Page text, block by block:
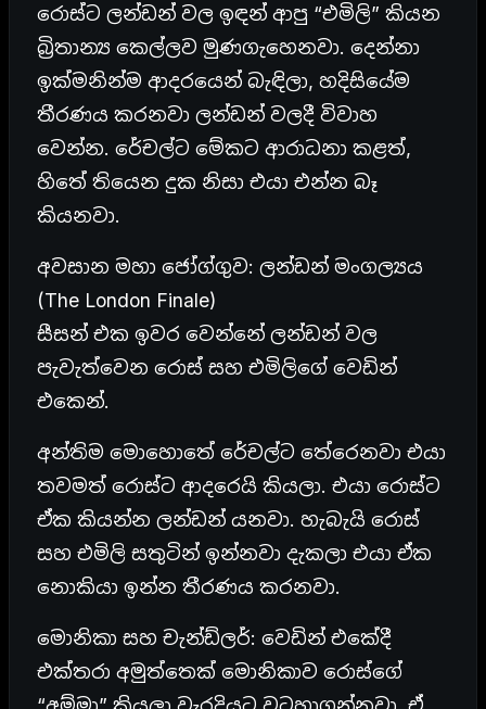
රොස්ට ලන්ඩන් වල ඉඳන් ආපු “එමිලි” කියන
බ්‍රිතාන්‍ය කෙල්ලව මුණගැහෙනවා. දෙන්නා
ඉක්මනින්ම ආදරයෙන් බැඳිලා, හදිසියේම
තීරණය කරනවා ලන්ඩන් වලදී විවාහ
වෙන්න. රේචල්ට මේකට ආරාධනා කළත්,
හිතේ තියෙන දුක නිසා එයා එන්න බෑ
කියනවා.
අවසාන මහා ජෝග්ගුව: ලන්ඩන් මංගල්‍යය
(The London Finale)
සීසන් එක ඉවර වෙන්නේ ලන්ඩන් වල
පැවැත්වෙන රොස් සහ එමිලිගේ වෙඩින්
එකෙන්.
අන්තිම මොහොතේ රේචල්ට තේරෙනවා එයා
තවමත් රොස්ට ආදරෙයි කියලා. එයා රොස්ට
ඒක කියන්න ලන්ඩන් යනවා. හැබැයි රොස්
සහ එමිලි සතුටින් ඉන්නවා දැකලා එයා ඒක
නොකියා ඉන්න තීරණය කරනවා.
මොනිකා සහ චැන්ඩ්ලර්: වෙඩින් එකේදී
එක්තරා අමුත්තෙක් මොනිකාව රොස්ගේ